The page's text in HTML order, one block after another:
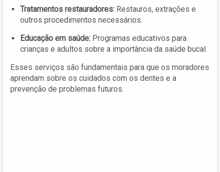
Tratamentos restauradores: Restauros, extrações e
outros procedimentos necessários.
Educação em saúde: Programas educativos para
crianças e adultos sobre a importância da saúde bucal.
Esses serviços são fundamentais para que os moradores
aprendam sobre os cuidados com os dentes e a
prevenção de problemas futuros.